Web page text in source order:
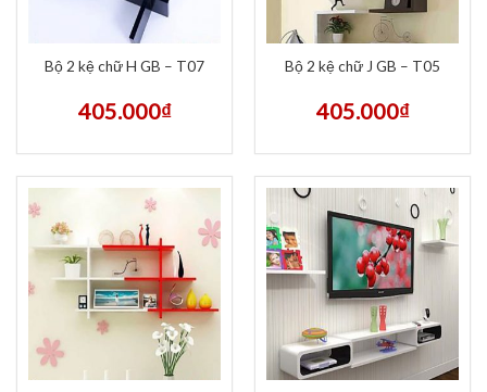
Bộ 2 kệ chữ H GB – T07
405.000₫
Bộ 2 kệ chữ J GB – T05
405.000₫